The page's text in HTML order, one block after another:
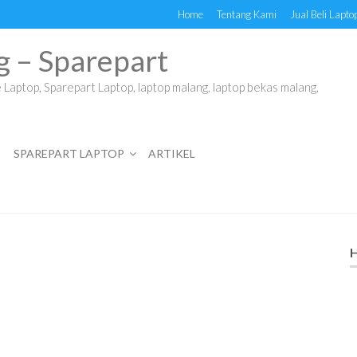
Home Tentang Kami Jual Beli
– Sparepart
Sparepart Laptop, laptop malang, laptop bekas malang,
SPAREPART LAPTOP ARTIKEL